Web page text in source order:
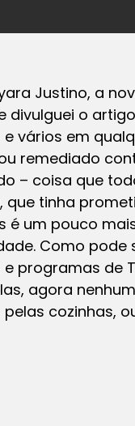
Justino, a
divulguei o
vários em
remediado
– coisa que
que tinha
um pouco
Como
programas de
agora
cozinhas,